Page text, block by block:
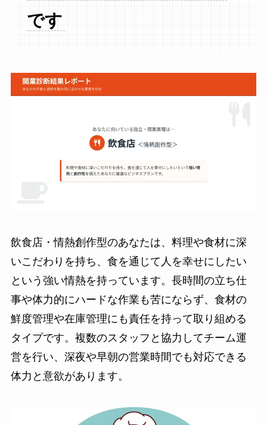
です
飲食店・情熱創作型のあなたは、料理や食材に深
いこだわりを持ち、食を通じて人を幸せにしたい
という強い情熱を持っています。長時間の立ち仕
事や体力的にハードな作業も苦にならず、食材の
鮮度管理や在庫管理にも責任を持って取り組める
タイプです。複数のスタッフと協力してチーム運
営を行い、深夜や早朝の営業時間でも対応できる
体力と意欲があります。